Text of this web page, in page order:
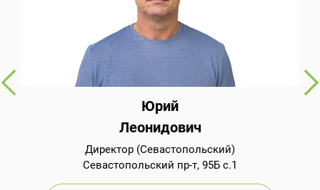
Юрий
Леонидович
Директор (Севастопольский)
Севастопольский пр-т, 95Б с.1